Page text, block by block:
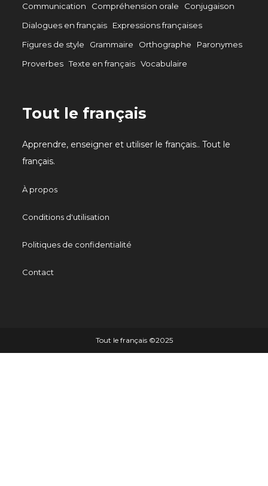
Communication Compréhension orale
Conjugaison
Dialogues en français
Expressions françaises
Figures de style
Grammaire Orthographe
Paronymes
Proverbes Texte en français Vocabulaire
Tout le français
Apprendre, enseigner et utiliser le français.. Tout le
français.
À propos
Conditions d'utilisation
Politiques de confidentialité
Contact
Tout le français ©️2025